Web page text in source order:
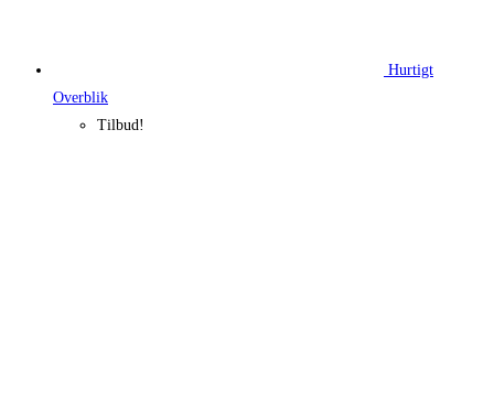
Hurtigt
Overblik
Tilbud!